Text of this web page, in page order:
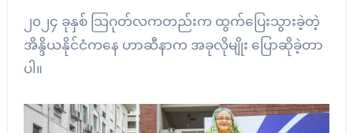
၂၀၂၄ ခုနှစ် သြဂုတ်လကတည်းက ထွက်ပြေးသွားခဲ့တဲ့
အိန္ဒိယနိုင်ငံကနေ ဟာဆီနာက အခုလိုမျိုး ပြောဆိုခဲ့တာ
ပါ။